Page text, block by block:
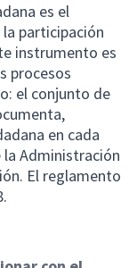
es el
participación
instrumento es
procesos
el conjunto de
en cada
la Administración
El reglamento